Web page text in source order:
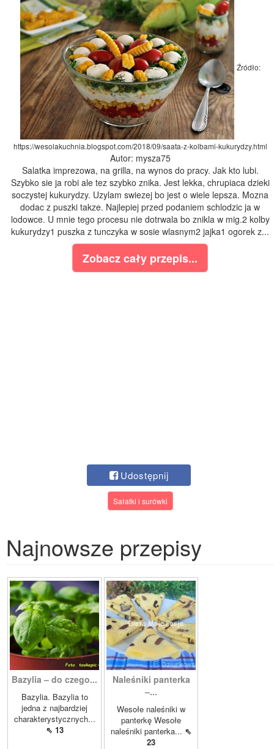
Źródło:
https://wesolakuchnia.blogspot.com/2018/09/saata-z-kolbami-kukurydzy.html
Autor: mysza75
Salatka imprezowa, na grilla, na wynos do pracy. Jak kto lubi.
Szybko sie ja robi ale tez szybko znika. Jest lekka, chrupiaca dzieki
soczystej kukurydzy. Uzylam swiezej bo jest o wiele lepsza. Mozna
dodac z puszki takze. Najlepiej przed podaniem schlodzic ja w
lodowce. U mnie tego procesu nie dotrwala bo znikla w mig.2 kolby
kukurydzy1 puszka z tunczyka w sosie wlasnym2 jajka1 ogorek z...
Zobacz cały przepis...
Udostępnij
Sałatki i surówki
Najnowsze przepisy
Bazylia – do czego...
Bazylia. Bazylia to
jedna z najbardziej
charakterystycznych...
⇖ 13
Naleśniki panterka
–...
Wesołe naleśniki w
panterkę Wesołe
naleśniki panterka... ⇖
23